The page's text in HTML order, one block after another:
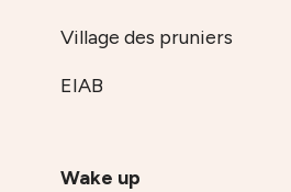
Village des pruniers
EIAB
Wake up